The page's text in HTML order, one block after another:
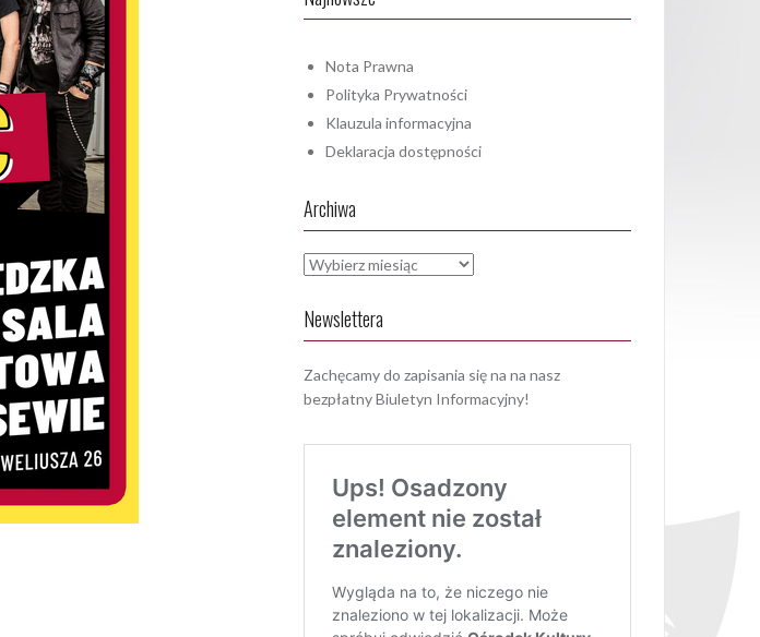
Nota Prawna
Polityka Prywatności
Klauzula informacyjna
Deklaracja dostępności
Archiwa
Archiwa
Newslettera
Zachęcamy do zapisania się na na nasz
bezpłatny Biuletyn Informacyjny!